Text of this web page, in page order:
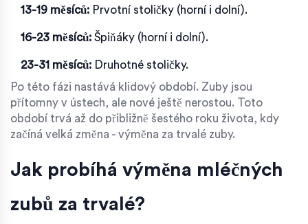
13-19 měsíců: Prvotní stoličky (horní i dolní).
16-23 měsíců: Špiňáky (horní i dolní).
23-31 měsíců: Druhotné stoličky.
Po této fázi nastává klidový období. Zuby jsou
přítomny v ústech, ale nové ještě nerostou. Toto
období trvá až do přibližně šestého roku života, kdy
začíná velká změna - výměna za trvalé zuby.
Jak probíhá výměna mléčných
zubů za trvalé?